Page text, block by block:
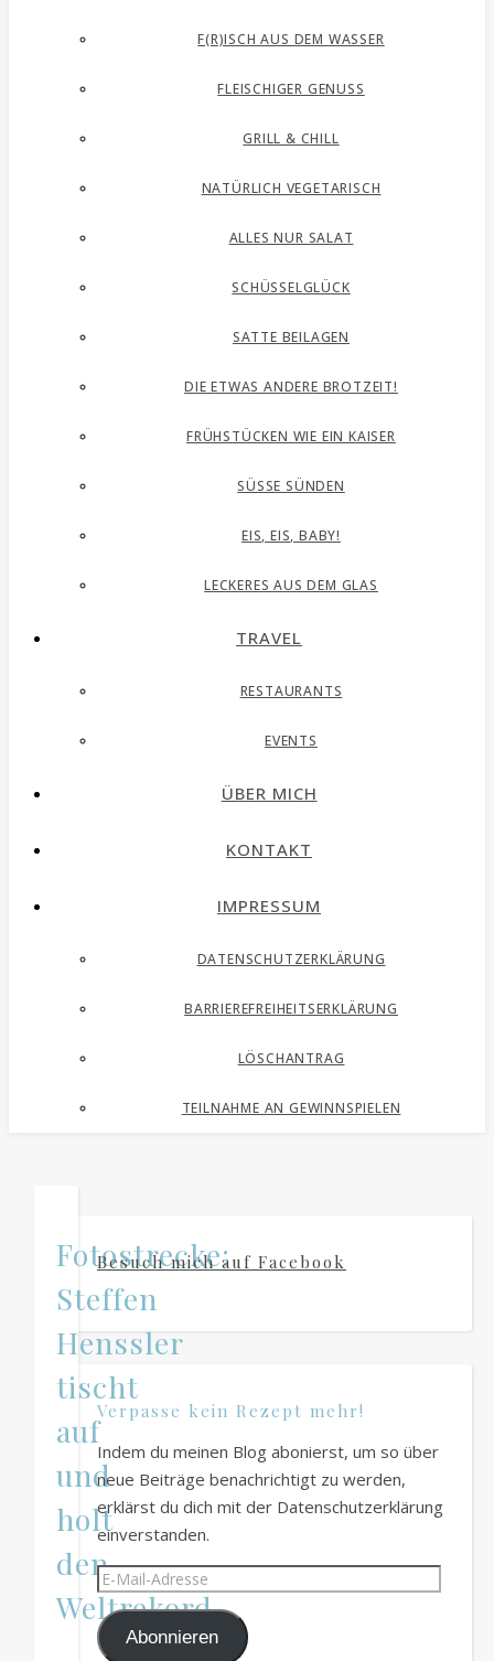
F(R)ISCH AUS DEM WASSER
FLEISCHIGER GENUSS
GRILL & CHILL
NATÜRLICH VEGETARISCH
ALLES NUR SALAT
SCHÜSSELGLÜCK
SATTE BEILAGEN
DIE ETWAS ANDERE BROTZEIT!
FRÜHSTÜCKEN WIE EIN KAISER
SÜSSE SÜNDEN
EIS, EIS, BABY!
LECKERES AUS DEM GLAS
TRAVEL
RESTAURANTS
EVENTS
ÜBER MICH
KONTAKT
IMPRESSUM
DATENSCHUTZERKLÄRUNG
BARRIEREFREIHEITSERKLÄRUNG
LÖSCHANTRAG
TEILNAHME AN GEWINNSPIELEN
Fotostrecke:
Steffen
Henssler
tischt
auf
und
holt
den
Weltrekord
Besuch mich auf Facebook
Verpasse kein Rezept mehr!
Indem du meinen Blog abonierst, um so über
neue Beiträge benachrichtigt zu werden,
erklärst du dich mit der Datenschutzerklärung
einverstanden.
E-
Mail-
Adresse
Abonnieren